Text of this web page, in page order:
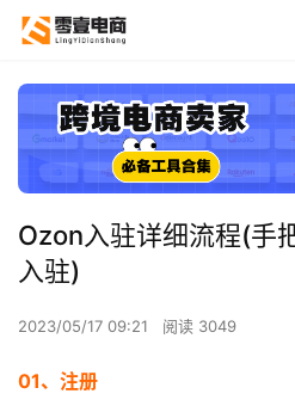
Ozon入驻详细流程(手
入驻)
2023/05/17 09:21 阅读 3049
01、注册